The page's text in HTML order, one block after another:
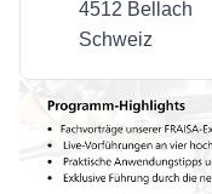
4512 Bellach
Schweiz